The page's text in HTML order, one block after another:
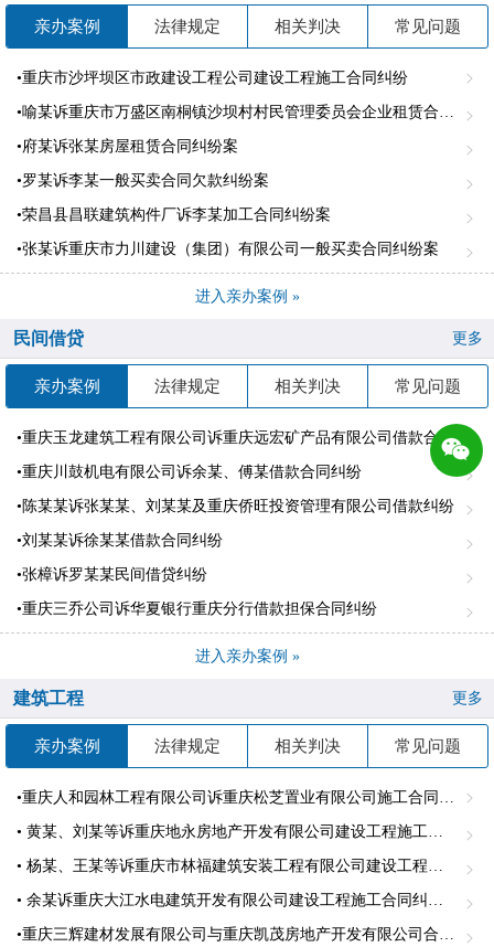
亲办案例 法律规定 相关判决 常见问题
•重庆市沙坪坝区市政建设工程公司建设工程施工合同纠纷
•喻某诉重庆市万盛区南桐镇沙坝村村民管理委员会企业租赁合同纠纷案
•府某诉张某房屋租赁合同纠纷案
•罗某诉李某一般买卖合同欠款纠纷案
•荣昌县昌联建筑构件厂诉李某加工合同纠纷案
•张某诉重庆市力川建设（集团）有限公司一般买卖合同纠纷案
进入亲办案例 »
民间借贷 更多
亲办案例 法律规定 相关判决 常见问题
•重庆玉龙建筑工程有限公司诉重庆远宏矿产品有限公司借款合同纠纷
•重庆川鼓机电有限公司诉余某、傅某借款合同纠纷
•陈某某诉张某某、刘某某及重庆侨旺投资管理有限公司借款纠纷
•刘某某诉徐某某借款合同纠纷
•张樟诉罗某某民间借贷纠纷
•重庆三乔公司诉华夏银行重庆分行借款担保合同纠纷
进入亲办案例 »
建筑工程 更多
亲办案例 法律规定 相关判决 常见问题
•重庆人和园林工程有限公司诉重庆松芝置业有限公司施工合同纠纷
• 黄某、刘某等诉重庆地永房地产开发有限公司建设工程施工合同纠纷案
• 杨某、王某等诉重庆市林福建筑安装工程有限公司建设工程施工合同纠纷案
• 余某诉重庆大江水电建筑开发有限公司建设工程施工合同纠纷案
•重庆三辉建材发展有限公司与重庆凯茂房地产开发有限公司合同纠纷，代理原告重庆三辉建材发展有限公司